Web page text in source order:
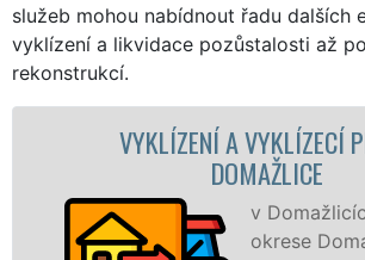
služeb mohou nabídnout řadu dalších
vyklízení a likvidace pozůstalosti až
rekonstrukcí.
A VYKLÍZECÍ PRÁCE
v Domažlicích a celém
okrese Domažlice